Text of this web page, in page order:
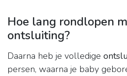
Hoe lang rondlopen
ontsluiting?
Daarna heb je volledige
persen, waarna je baby